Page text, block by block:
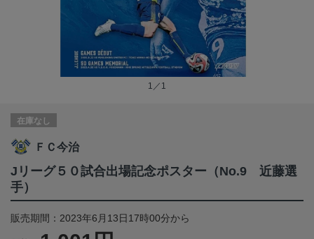
1／1
在庫なし
ＦＣ今治
Jリーグ５０試合出場記念ポスター（No.9 近藤選
手）
販売期間：2023年6月13日17時00分から